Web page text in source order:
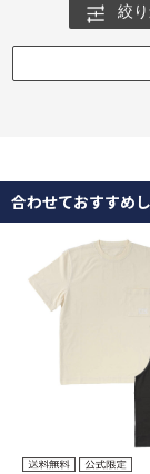
絞
合わせておすすめ